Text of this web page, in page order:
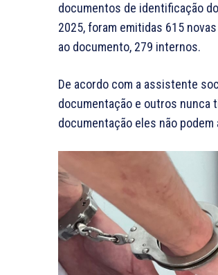
documentos de identificação
2025, foram emitidas 615
ao documento, 279 internos.
De acordo com a assistente
documentação e outros nunca
documentação eles não